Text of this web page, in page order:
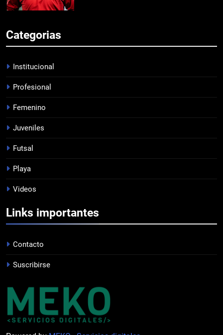
EL ÁRBITRO
7
8
1
JUVENILES
TRASPIÉ DE VISITA
FEMENINO
Categorias
Institucional
Profesional
Femenino
Juveniles
Futsal
Playa
Videos
Links importantes
Contacto
Suscribirse